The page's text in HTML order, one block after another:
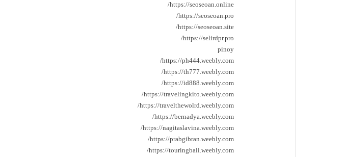
https://seoseoan.online/
https://seoseoan.pro/
https://seoseoan.site/
https://selirdpr.pro/
pinoy
https://ph444.weebly.com/
https://th777.weebly.com/
https://id888.weebly.com/
https://travelingkito.weebly.com/
https://travelthewolrd.weebly.com/
https://bernadya.weebly.com/
https://nagitaslavina.weebly.com/
https://prabgibran.weebly.com/
https://touringbali.weebly.com/